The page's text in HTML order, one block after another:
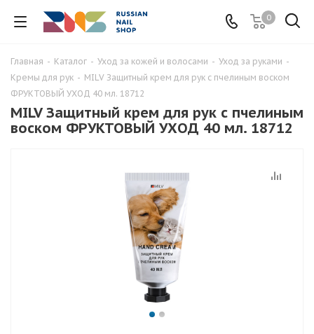
0
Главная - Каталог - Уход за кожей и волосами - Уход за руками -
Кремы для рук - MILV Защитный крем для рук с пчелиным воском
ФРУКТОВЫЙ УХОД 40 мл. 18712
MILV Защитный крем для рук с пчелиным
воском ФРУКТОВЫЙ УХОД 40 мл. 18712